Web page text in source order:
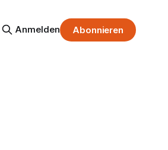
Anmelden Abonnieren